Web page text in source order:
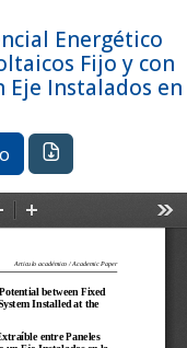
Entrar
Energético
Fijo y con
Eje Instalados en